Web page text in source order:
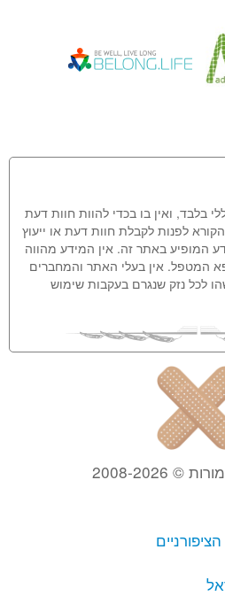
בלבד, ואין בו בכדי להוות חוות דעת
לפנות לקבלת חוות דעת או ייעוץ
המופיע באתר זה. אין המידע מהווה
המטפל. אין בעלי האתר והמחברים
לכל נזק שנגרם בעקבות שימוש
2008-2026